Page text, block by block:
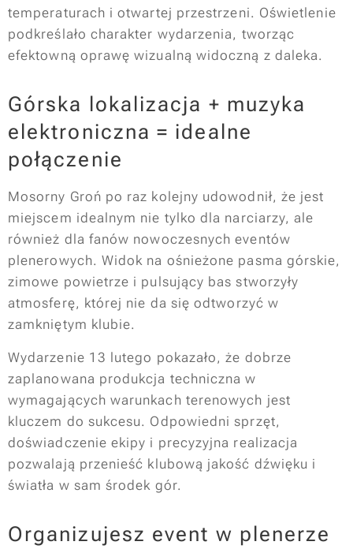
temperaturach i otwartej przestrzeni. Oświetlenie
podkreślało charakter wydarzenia, tworząc
efektowną oprawę wizualną widoczną z daleka.
Górska lokalizacja + muzyka
elektroniczna = idealne
połączenie
Mosorny Groń po raz kolejny udowodnił, że jest
miejscem idealnym nie tylko dla narciarzy, ale
również dla fanów nowoczesnych eventów
plenerowych. Widok na ośnieżone pasma górskie,
zimowe powietrze i pulsujący bas stworzyły
atmosferę, której nie da się odtworzyć w
zamkniętym klubie.
Wydarzenie 13 lutego pokazało, że dobrze
zaplanowana produkcja techniczna w
wymagających warunkach terenowych jest
kluczem do sukcesu. Odpowiedni sprzęt,
doświadczenie ekipy i precyzyjna realizacja
pozwalają przenieść klubową jakość dźwięku i
światła w sam środek gór.
Organizujesz event w plenerze